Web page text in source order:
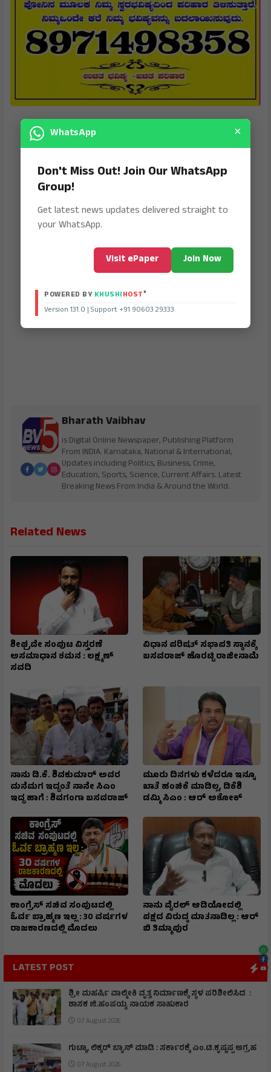
Bharath Vaibhav
is Digital Online Newspaper, Publishing Platform
From INDIA. Karnataka, National & International,
Updates including Politics, Business, Crime,
Education, Sports, Science, Current Affairs. Latest
Breaking News From India & Around the World.
Related News
ಶೀಘ್ರವೇ ಸಂಪುಟ ವಿಸ್ತರಣೆ
ಅಸಮಾಧಾನ ಶಮನ : ಲಕ್ಷ್ಮಣ್
ಸವದಿ
ವಿಧಾನ ಪರಿಷತ್ ಸಭಾಪತಿ ಸ್ಥಾನಕ್ಕೆ
ಬಸವರಾಜ್ ಹೊರಟ್ಟಿ ರಾಜೀನಾಮೆ
ನಾನು ಡಿ.ಕೆ. ಶಿವಕುಮಾರ್ ಅವರ
ಮನೆಮಗ ಇದ್ದಂತೆ ನಾನೇ ಸಿಎಂ
ಇದ್ದ ಹಾಗೆ : ಶಿವಗಂಗಾ ಬಸವರಾಜ್
ಮೂರು ದಿನಗಳು ಕಳೆದರೂ ಇನ್ನೂ
ಖಾತೆ ಹಂಚಿಕೆ ಮಾಡಿಲ್ಲ, ಡಿಕೆಶಿ
ಡಮ್ಮಿ ಸಿಎಂ : ಆರ್ ಅಶೋಕ್
ಕಾಂಗ್ರೆಸ್ ಸಚಿವ ಸಂಪುಟದಲ್ಲಿ
ಓರ್ವ ಬ್ರಾಹ್ಮಣ ಇಲ್ಲ : 30 ವರ್ಷಗಳ
ರಾಜಕಾರಣದಲ್ಲಿ ಮೊದಲು
ನಾನು ವೈರಲ್ ಆಡಿಯೋದಲ್ಲಿ
ಪಕ್ಷದ ವಿರುದ್ಧ ಮಾತನಾಡಿಲ್ಲ : ಆರ್
ಬಿ ತಿಮ್ಮಾಪುರ
LATEST POST
ಶ್ರೀ ಮಹರ್ಷಿ ವಾಲ್ಮೀಕಿ ವೃತ್ತ ನಿರ್ಮಾಣಕ್ಕೆ ಸ್ಥಳ ಪರಿಶೀಲಿಸಿದ :
ಶಾಸಕ ಜಿ.ಹಂಪಯ್ಯ ನಾಯಕ ಸಾಹುಕಾರ
07 August 2026
ಗುಟ್ಕಾ, ಲಿಕ್ಕರ್ ಬ್ಯಾನ್ ಮಾಡಿ : ಸರ್ಕಾರಕ್ಕೆ ಎಂ.ಟಿ.ಕೃಷ್ಣಪ್ಪ ಆಗ್ರಹ
07 August 2026
WhatsApp ×
Don't Miss Out! Join Our WhatsApp
Group!
Get latest news updates delivered straight to
your WhatsApp.
Visit ePaper Join Now
POWERED BY KHUSHIHOST®
Version 131.0 | Support +91 90603 29333